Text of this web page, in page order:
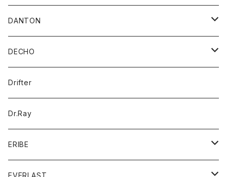
パーカー
Tシャツ
パーカー
ブラウス
ウォレット
カードケース
バッグ
DANTON
アウター
コート
ジャケット
アクセサリー
バッグ
キッズ
シャツ
Tシャツ
グッズ
帽子
トップス
DECHO
帽子
Drifter
Dr.Ray
ERIBE
ニット
EVERLAST